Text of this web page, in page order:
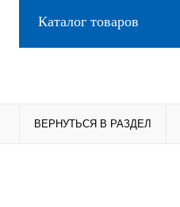
Каталог товаров
ВЕРНУТЬСЯ В РАЗДЕЛ